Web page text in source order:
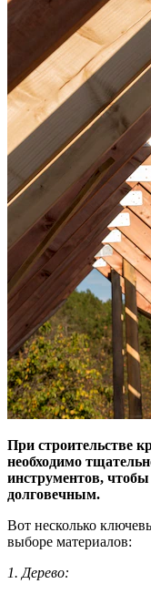
При строительстве
необходимо
инструментов,
долговечным.
Вот несколько
выборе материалов:
1. Дерево: